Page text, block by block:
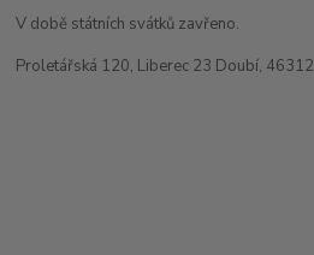
V době státních svátků zavřeno.
Proletářská 120, Liberec 23 Doubí, 46312